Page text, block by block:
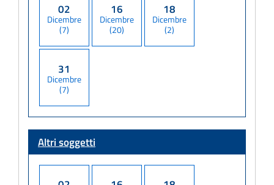
02
Dicembre
(7)
16
Dicembre
(20)
18
Dicembre
(2)
31
Dicembre
(7)
Altri soggetti